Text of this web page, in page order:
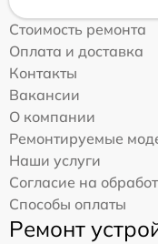
Стоимость ремонта
Оплата и доставка
Контакты
Вакансии
О компании
Ремонтируемые
Наши услуги
Согласие на
Способы оплаты
Ремонт